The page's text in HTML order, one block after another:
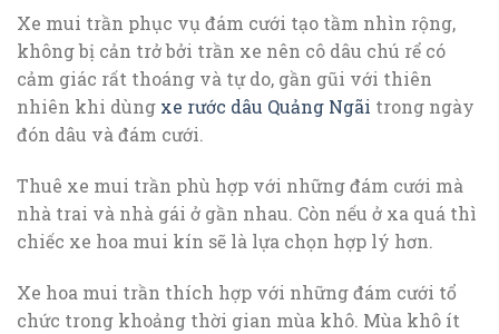
Xe mui trần phục vụ đám cưới tạo tầm nhìn rộng,
không bị cản trở bởi trần xe nên cô dâu chú rể có
cảm giác rất thoáng và tự do, gần gũi với thiên
nhiên khi dùng xe rước dâu Quảng Ngãi trong ngày
đón dâu và đám cưới.
Thuê xe mui trần phù hợp với những đám cưới mà
nhà trai và nhà gái ở gần nhau. Còn nếu ở xa quá thì
chiếc xe hoa mui kín sẽ là lựa chọn hợp lý hơn.
Xe hoa mui trần thích hợp với những đám cưới tổ
chức trong khoảng thời gian mùa khô. Mùa khô ít